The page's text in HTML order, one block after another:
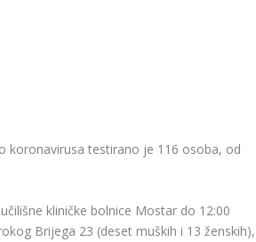
koronavirusa testirano je 116 osoba, od
kliničke bolnice Mostar do 12:00
Brijega 23 (deset muških i 13 ženskih),